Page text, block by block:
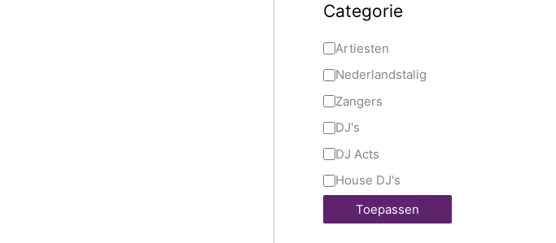
Categorie
Artiesten
Nederlandstalig
Zangers
DJ's
DJ Acts
House DJ's
Toepassen